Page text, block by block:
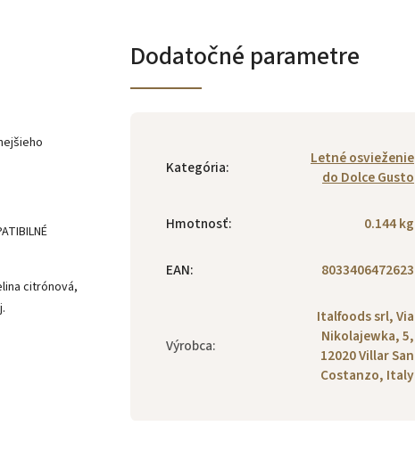
citrónová,
Dodatočné parametre
Kategória:
Letné osvieženie
do Dolce Gusto
Hmotnosť: 0.144 kg
EAN: 8033406472623
Výrobca:
Italfoods srl, Via
Nikolajewka, 5,
12020 Villar San
Costanzo, Italy